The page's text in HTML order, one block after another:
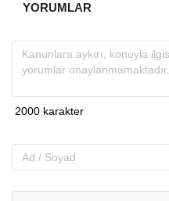
YORUMLAR